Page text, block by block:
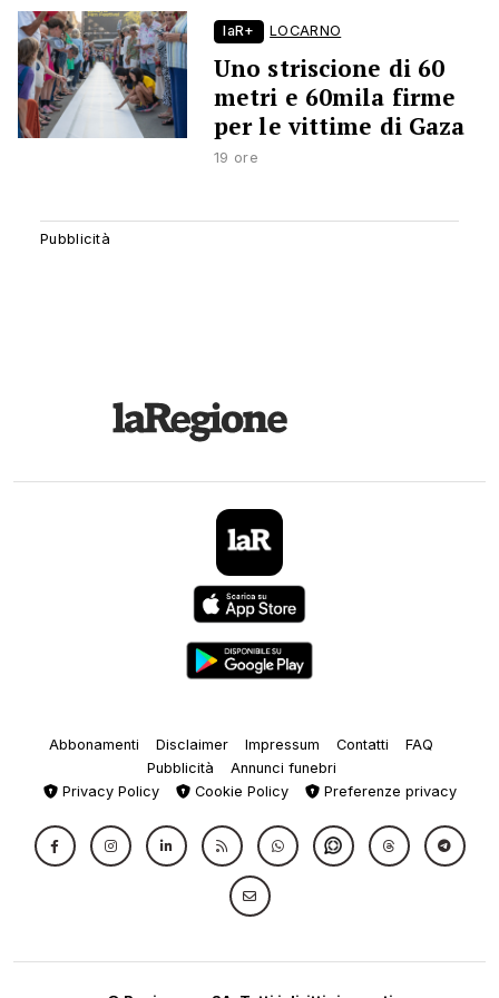
laR+ LOCARNO
Uno striscione di 60
metri e 60mila firme
per le vittime di Gaza
19 ore
Abbonamenti Disclaimer Impressum Contatti
FAQ
Pubblicità
Annunci funebri
Privacy Policy
Cookie Policy Preferenze privacy